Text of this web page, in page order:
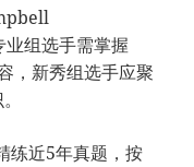
组选手需掌握
，新秀组选手应聚
练近5年真题，按